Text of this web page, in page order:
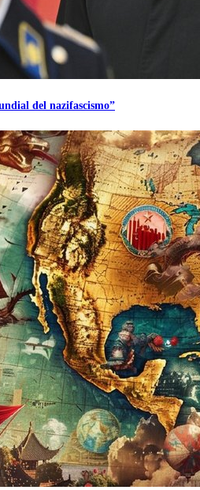
del nazifascismo”